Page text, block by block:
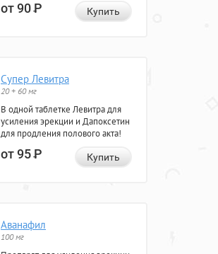
от 90Р Купить
Супер Левитра
20 + 60 мг
В одной таблетке Левитра для
усиления эрекции и Дапоксетин
для продления полового акта!
от 95Р Купить
Аванафил
100 мг